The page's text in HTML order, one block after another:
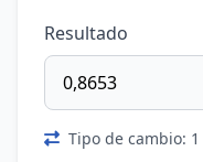
Resultado
Tipo de cambio: 1